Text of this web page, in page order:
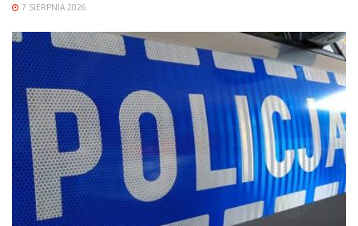
7 SIERPNIA 2026